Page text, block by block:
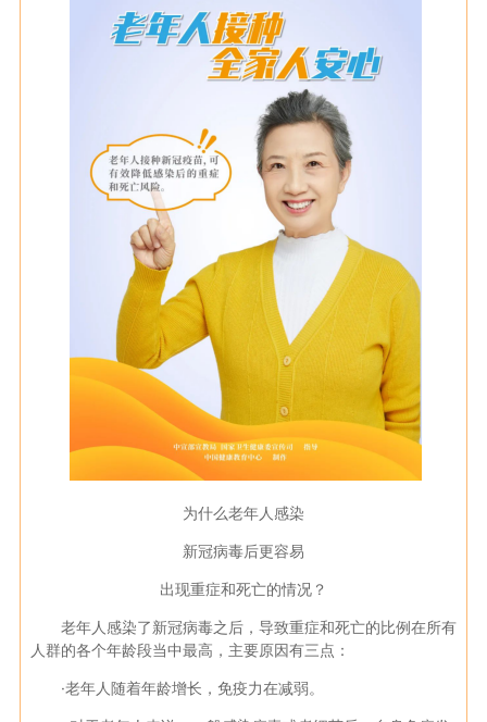
为什么老年人感染
新冠病毒后更容易
出现重症和死亡的情况？
老年人感染了新冠病毒之后，导致重症和死亡的比例在所有
人群的各个年龄段当中最高，主要原因有三点：
·老年人随着年龄增长，免疫力在减弱。